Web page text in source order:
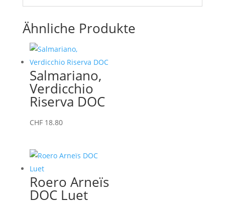
Ähnliche Produkte
Salmariano,
Verdicchio
Riserva DOC
CHF18.80
Roero Arneïs
DOC Luet